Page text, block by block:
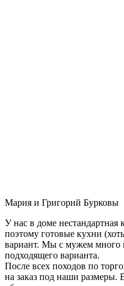
Мария и Григорий Бурковы
У нас в доме нестандартная
поэтому готовые кухни
вариант. Мы с мужем много
подходящего варианта.
После всех походов по
на заказ под наши размеры.